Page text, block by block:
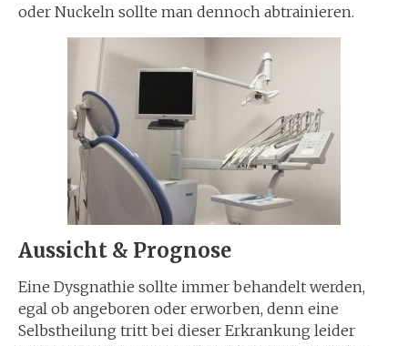
oder Nuckeln sollte man dennoch abtrainieren.
Aussicht & Prognose
Eine Dysgnathie sollte immer behandelt werden,
egal ob angeboren oder erworben, denn eine
Selbstheilung tritt bei dieser Erkrankung leider